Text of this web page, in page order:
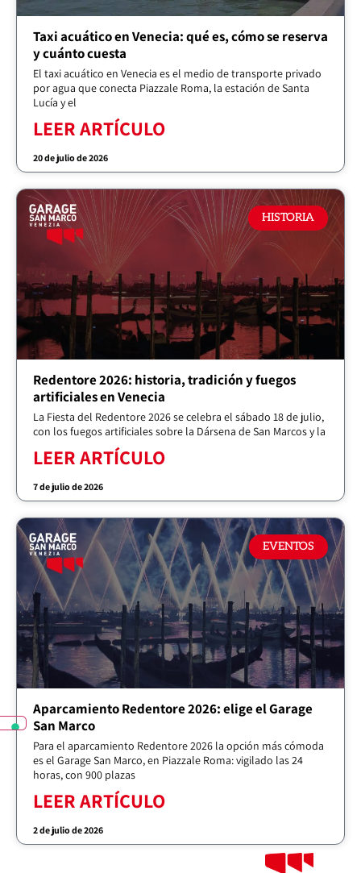
Taxi acuático en Venecia: qué es, cómo se reserva
y cuánto cuesta
El taxi acuático en Venecia es el medio de transporte privado
por agua que conecta Piazzale Roma, la estación de Santa
Lucía y el
LEER ARTÍCULO
20 de julio de 2026
HISTORIA
Redentore 2026: historia, tradición y fuegos
artificiales en Venecia
La Fiesta del Redentore 2026 se celebra el sábado 18 de julio,
con los fuegos artificiales sobre la Dársena de San Marcos y la
LEER ARTÍCULO
7 de julio de 2026
EVENTOS
Aparcamiento Redentore 2026: elige el Garage
San Marco
Para el aparcamiento Redentore 2026 la opción más cómoda
es el Garage San Marco, en Piazzale Roma: vigilado las 24
horas, con 900 plazas
LEER ARTÍCULO
2 de julio de 2026